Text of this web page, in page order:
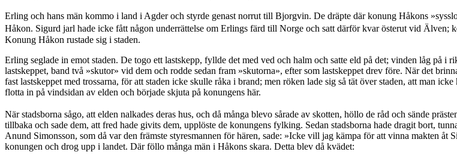
Erling och hans män kommo i land i Agder och styrde genast norrut till Bjorgvin. De dräpte där konung Håkons
Håkon. Sigurd jarl hade icke fått någon underrättelse om Erlings färd till Norge och satt därför kvar österut vid Älven;
Konung Håkon rustade sig i staden.
Erling seglade in emot staden. De togo ett lastskepp, fyllde det med ved och halm och satte eld på det; vinden låg på i
lastskeppet, band två »skutor» vid dem och rodde sedan fram »skutorna», efter som lastskeppet drev före. När det
fast lastskeppet med trossarna, för att staden icke skulle råka i brand; men röken lade sig så tät över staden, att man
flotta in på vindsidan av elden och började skjuta på konungens här.
När stadsborna sågo, att elden nalkades deras hus, och då många blevo sårade av skotten, höllo de råd och sände
tillbaka och sade dem, att fred hade givits dem, upplöste de konungens fylking. Sedan stadsborna hade dragit bort,
Anund Simonsson, som då var den främste styresmannen för hären, sade: »Icke vill jag kämpa för att vinna makten
konungen och drog upp i landet. Där föllo många män i Håkons skara. Detta blev då kvädet: